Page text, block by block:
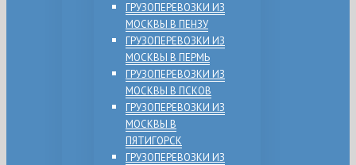
ГРУЗОПЕРЕВОЗКИ ИЗ
МОСКВЫ В ПЕНЗУ
ГРУЗОПЕРЕВОЗКИ ИЗ
МОСКВЫ В ПЕРМЬ
ГРУЗОПЕРЕВОЗКИ ИЗ
МОСКВЫ В ПСКОВ
ГРУЗОПЕРЕВОЗКИ ИЗ
МОСКВЫ В
ПЯТИГОРСК
ГРУЗОПЕРЕВОЗКИ ИЗ